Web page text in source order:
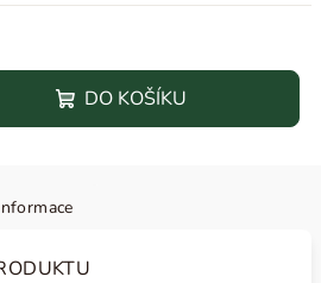
DO KOŠÍKU